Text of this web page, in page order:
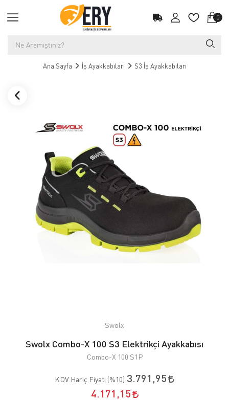
0
Ana Sayfa İş Ayakkabıları S3 İş Ayakkabıları
Swolx
Swolx Combo-X 100 S3 Elektrikçi Ayakkabısı
Combo-X 100 S1P
KDV Hariç Fiyatı (%10):3.791,95
4.171,15